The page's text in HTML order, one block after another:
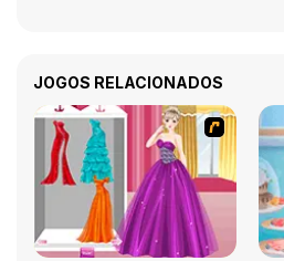
JOGOS RELACIONADOS